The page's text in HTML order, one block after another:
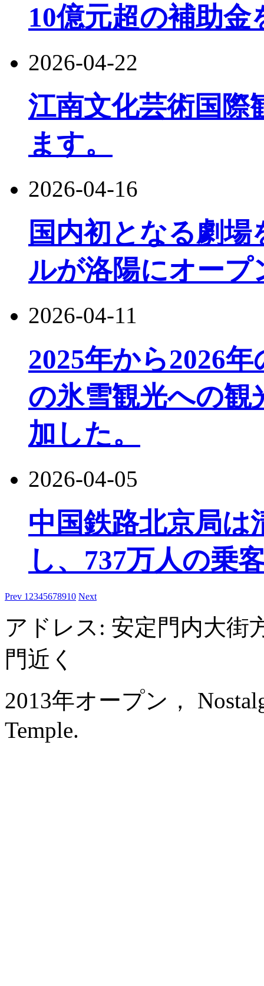
10億元超の補助金
2026-04-22
江南文化芸術国際
ます。
2026-04-16
国内初となる劇
ルが洛陽にオープ
2026-04-11
2025年から2026
の氷雪観光への観
加した。
2026-04-05
中国鉄路北京局は
し、737万人の乗
Prev 1 2345678910 Next
アドレス: 安定門内大街
門近く
2013年オープン，
Temple.